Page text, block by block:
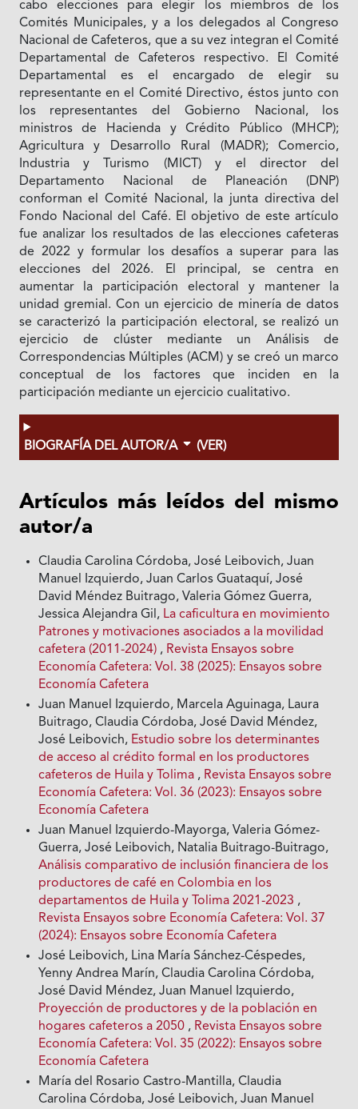
cabo elecciones para elegir los miembros de los
Comités Municipales, y a los delegados al Congreso
Nacional de Cafeteros, que a su vez integran el Comité
Departamental de Cafeteros respectivo. El Comité
Departamental es el encargado de elegir su
representante en el Comité Directivo, éstos junto con
los representantes del Gobierno Nacional, los
ministros de Hacienda y Crédito Público (MHCP);
Agricultura y Desarrollo Rural (MADR); Comercio,
Industria y Turismo (MICT) y el director del
Departamento Nacional de Planeación (DNP)
conforman el Comité Nacional, la junta directiva del
Fondo Nacional del Café. El objetivo de este artículo
fue analizar los resultados de las elecciones cafeteras
de 2022 y formular los desafíos a superar para las
elecciones del 2026. El principal, se centra en
aumentar la participación electoral y mantener la
unidad gremial. Con un ejercicio de minería de datos
se caracterizó la participación electoral, se realizó un
ejercicio de clúster mediante un Análisis de
Correspondencias Múltiples (ACM) y se creó un marco
conceptual de los factores que inciden en la
participación mediante un ejercicio cualitativo.
BIOGRAFÍA DEL AUTOR/A (VER)
Artículos más leídos del mismo
autor/a
Claudia Carolina Córdoba, José Leibovich, Juan
Manuel Izquierdo, Juan Carlos Guataquí, José
David Méndez Buitrago, Valeria Gómez Guerra,
Jessica Alejandra Gil, La caficultura en movimiento
Patrones y motivaciones asociados a la movilidad
cafetera (2011-2024) , Revista Ensayos sobre
Economía Cafetera: Vol. 38 (2025): Ensayos sobre
Economía Cafetera
Juan Manuel Izquierdo, Marcela Aguinaga, Laura
Buitrago, Claudia Córdoba, José David Méndez,
José Leibovich, Estudio sobre los determinantes
de acceso al crédito formal en los productores
cafeteros de Huila y Tolima , Revista Ensayos sobre
Economía Cafetera: Vol. 36 (2023): Ensayos sobre
Economía Cafetera
Juan Manuel Izquierdo-Mayorga, Valeria Gómez-
Guerra, José Leibovich, Natalia Buitrago-Buitrago,
Análisis comparativo de inclusión financiera de los
productores de café en Colombia en los
departamentos de Huila y Tolima 2021-2023 ,
Revista Ensayos sobre Economía Cafetera: Vol. 37
(2024): Ensayos sobre Economía Cafetera
José Leibovich, Lina María Sánchez-Céspedes,
Yenny Andrea Marín, Claudia Carolina Córdoba,
José David Méndez, Juan Manuel Izquierdo,
Proyección de productores y de la población en
hogares cafeteros a 2050 , Revista Ensayos sobre
Economía Cafetera: Vol. 35 (2022): Ensayos sobre
Economía Cafetera
María del Rosario Castro-Mantilla, Claudia
Carolina Córdoba, José Leibovich, Juan Manuel